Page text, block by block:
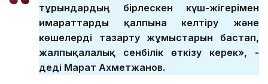
тұрғындардың бірлескен күш-жігерімен
ғимараттарды қалпына келтіру және
көшелерді тазарту жұмыстарын бастап,
жалпықалалық сенбілік өткізу керек», -
деді Марат Ахметжанов.